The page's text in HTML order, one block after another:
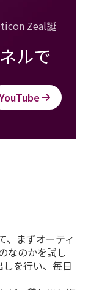
Zeal誕
ルで
、まずオーティ
なのかを試し
を行い、毎日